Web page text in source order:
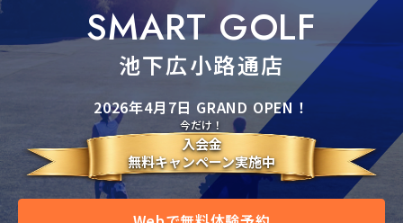
SMART GOLF
池下広小路通店
2026年4月7日 GRAND OPEN！
今だけ！
入会金
無料キャンペーン実施中